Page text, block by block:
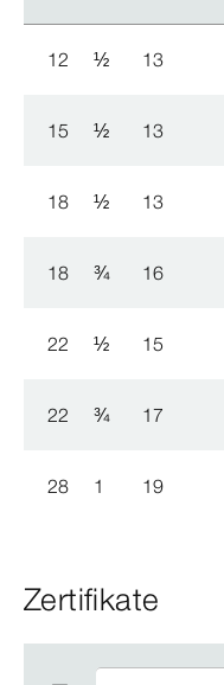
12 ½ 13
15 ½ 13
18 ½ 13
18 ¾ 16
22 ½ 15
22 ¾ 17
28 1 19
Zertifikate